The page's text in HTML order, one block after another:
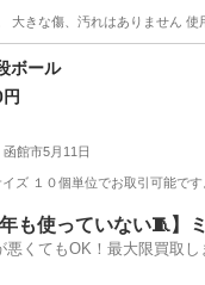
大きな傷、汚れはありません
ブル
ボール
函館市5月11日
ズ １０個単位でお取引可能で
の他 新品
年も使っていない🧵】
悪くてもOK！最大限買取し